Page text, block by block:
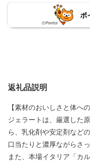
ポ
返礼品説明
【素材のおいしさと体へ
ジェラートは、厳選した
ら、乳化剤や安定剤など
口当たりと濃厚ながらさ
また、本場イタリア「カ